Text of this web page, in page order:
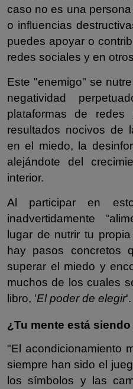
caso no es una
o influencias
puedes apoyar o
redes sociales y en
Este "enemigo" se
negatividad
plataformas de redes
resultados nocivos de
en el miedo, la
alejándote del
interior.
Al participar en
inadvertidamente
lugar de nutrir tu
hay pasos concretos
superar el miedo y
muchos de los cuales
libro, 'El poder de elegir'.
¿Tu mente está
"El acondicionamiento
siempre han sido el
los símbolos y las